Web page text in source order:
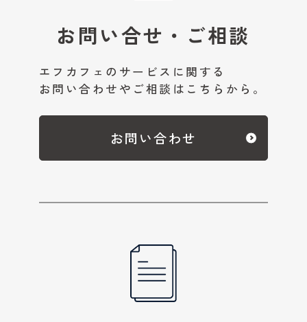
お問い合せ・ご相談
エフカフェのサービスに関する
お問い合わせやご相談はこちらから。
お問い合わせ